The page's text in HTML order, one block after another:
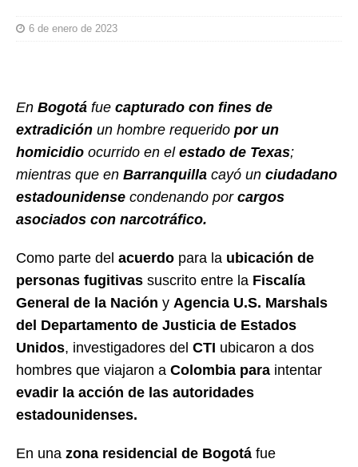
6 de enero de 2023
En Bogotá fue capturado con fines de
extradición un hombre requerido por un
homicidio ocurrido en el estado de Texas;
mientras que en Barranquilla cayó un ciudadano
estadounidense condenando porcargos
asociados con narcotráfico.
Como parte del acuerdo para la ubicación de
personas fugitivas suscrito entre la Fiscalía
General de la Nación y Agencia U.S. Marshals
del Departamento de Justicia de Estados
Unidos, investigadores del CTI ubicaron a dos
hombres que viajaron a Colombia para intentar
evadir la acción de las autoridades
estadounidenses.
En una zona residencial de Bogotá fue